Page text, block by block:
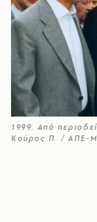
1999. Από
Κούρος Π. / ΑΠΕ-